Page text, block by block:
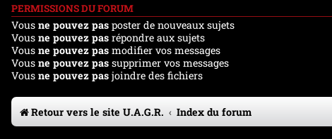
PERMISSIONS DU FORUM
Vous ne pouvez pas poster de nouveaux sujets
Vous ne pouvez pas répondre aux sujets
Vous ne pouvez pas modifier vos messages
Vous ne pouvez pas supprimer vos messages
Vous ne pouvez pas joindre des fichiers
Retour vers le site U.A.G.R. Index du forum